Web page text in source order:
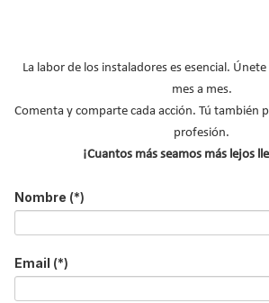
Nombre *
Apellidos
*
Acepto lapolítica de
La labor de los instaladores es esencial.
mes a mes.
Comenta y comparte cada acción. Tú también
profesión.
¡Cuantos más seamos más lejos
Nombre (*)
Email (*)